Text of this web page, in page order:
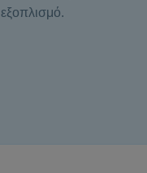
εξοπλισμό.